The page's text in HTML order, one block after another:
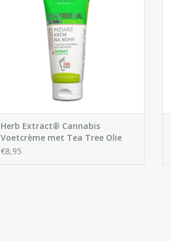
de huid en heeft een antibacteriële
werking. De voetcrème houdt de voeten
soepel en zijdezacht en voorkomt pijnlijke
klachten.
IN WINKELWAGEN
Herb Extract® Cannabis
Voetcrème met Tea Tree Olie
€8,95